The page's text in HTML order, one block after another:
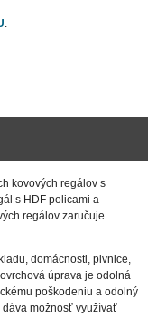
.
kovových regálov s
s HDF policami a
regálov zaručuje
domácnosti, pivnice,
úprava je odolná
poškodeniu a odolný
dáva možnosť využívať